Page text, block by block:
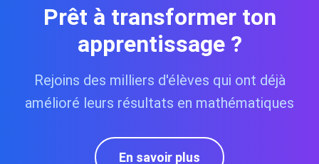
Prêt à transformer ton
apprentissage ?
Rejoins des milliers d'élèves qui ont déjà
amélioré leurs résultats en mathématiques
En savoir plus